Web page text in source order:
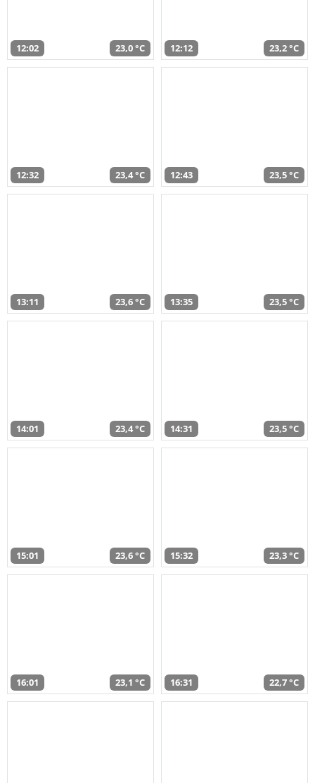
12:02 23,0 °C 12:12 23,2 °C
12:32 23,4 °C 12:43 23,5 °C
13:11 23,6 °C 13:35 23,5 °C
14:01 23,4 °C 14:31 23,5 °C
15:01 23,6 °C 15:32 23,3 °C
16:01 23,1 °C 16:31 22,7 °C